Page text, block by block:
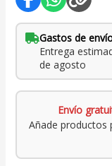
Gastos de
Entrega
de agosto
Envío
Añade productos